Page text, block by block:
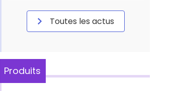
Toutes les actus
Produits